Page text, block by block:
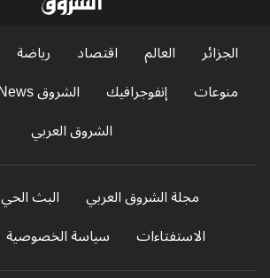
الجزائر العالم اقتصاد رياضة
منوعات
إنفوجرافيك الشروق News
الشروق العربي
مجلة الشروق العربي البث الحي
الاستفتاءات
سياسة الخصوصية